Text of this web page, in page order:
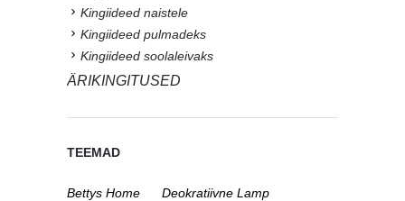
Kingiideed naistele
Kingiideed pulmadeks
Kingiideed soolaleivaks
ÄRIKINGITUSED
TEEMAD
Bettys Home
Deokratiivne Lamp